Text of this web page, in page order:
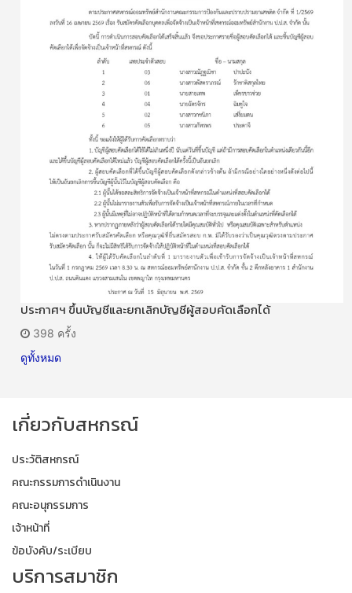
ประกาศฯ ขึ้นบัญชีและยกเลิกบัญชีผู้สอบคัดเลือกได้
398 ครั้ง
ดูทั้งหมด
เกี่ยวกับสหกรณ์
ประวัติสหกรณ์
คณะกรรมการดำเนินงาน
คณะอนุกรรมการ
เจ้าหน้าที่
ข้อบังคับ/ระเบียบ
บริการสมาชิก